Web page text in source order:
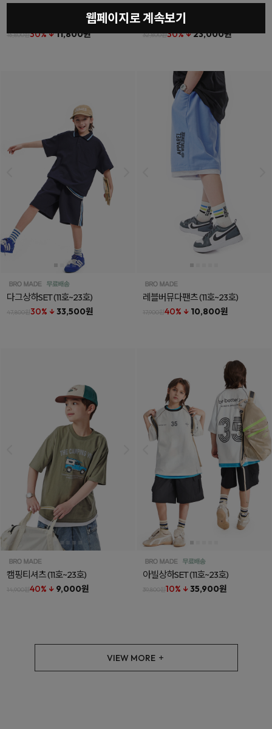
(11호~23호)
16,800원30% ↓11,800원
더튼포켓하프팬츠
32,800원30% ↓23,000원
다그상하SET(11호~23호)
47,800원30% ↓ 33,500원
레블버뮤다팬츠(11호~23호)
17,900원40% ↓ 10,800원
캠핑티셔츠(11호~23호)
14,900원40% ↓ 9,000원
아빌상하SET(11호~23호)
39,800원10% ↓ 35,900원
VIEW MORE
웹페이지로 계속보기